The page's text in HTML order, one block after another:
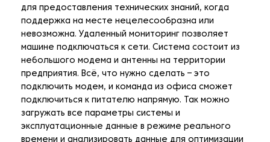
для предоставления технических знаний, когда
поддержка на месте нецелесообразна или
невозможна. Удаленный мониторинг позволяет
машине подключаться к сети. Система состоит из
небольшого модема и антенны на территории
предприятия. Всё, что нужно сделать – это
подключить модем, и команда из офиса сможет
подключиться к питателю напрямую. Так можно
загружать все параметры системы и
эксплуатационные данные в режиме реального
времени и анализировать данные для оптимизации